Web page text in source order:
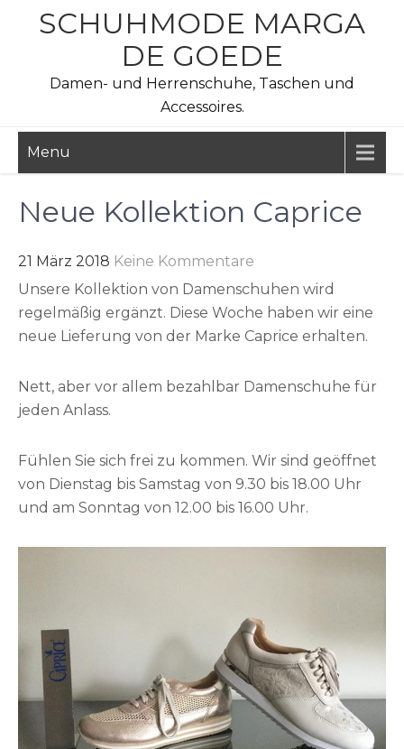
SCHUHMODE MARGA
DE GOEDE
Damen- und Herrenschuhe, Taschen und
Accessoires.
Menu
Neue Kollektion Caprice
21 März 2018 Keine Kommentare
Unsere Kollektion von Damenschuhen wird
regelmäßig ergänzt. Diese Woche haben wir eine
neue Lieferung von der Marke Caprice erhalten.
Nett, aber vor allem bezahlbar Damenschuhe für
jeden Anlass.
Fühlen Sie sich frei zu kommen. Wir sind geöffnet
von Dienstag bis Samstag von 9.30 bis 18.00 Uhr
und am Sonntag von 12.00 bis 16.00 Uhr.